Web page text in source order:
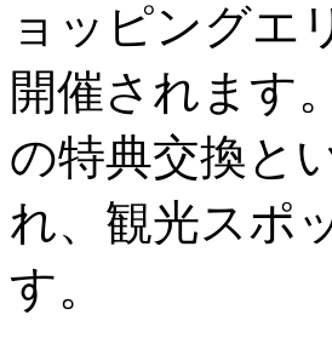
ョッピングエ
開催されます
の特典交換と
れ、観光スポ
す。